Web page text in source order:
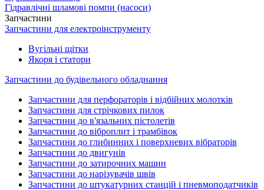
Гідравлічні шламові помпи (насоси)
Запчастини
Запчастини для електроінструменту
Вугільні щітки
Якоря і статори
Запчастини до будівельного обладнання
Запчастини для перфораторів і відбійних молотків
Запчастини для стрічкових пилок
Запчастини до в'язальних пістолетів
Запчастини до віброплит і трамбівок
Запчастини до глибинних і поверхневих вібраторів
Запчастини до двигунів
Запчастини до затирочних машин
Запчастини до нарізувачів швів
Запчастини до штукатурних станцій і пневмоподатчиків